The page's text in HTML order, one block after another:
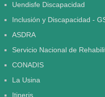
Uendisfe Discapacidad
Inclusión y Discapacidad -
ASDRA
Servicio Nacional de
CONADIS
La Usina
Itineris